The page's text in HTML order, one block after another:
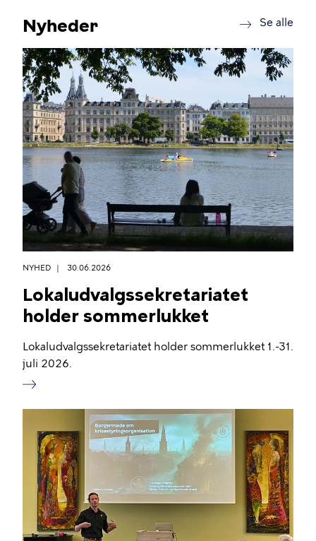
Se alle
Nyheder
NYHED 30.06.2026
Lokaludvalgssekretariatet
holder sommerlukket
Lokaludvalgssekretariatet holder sommerlukket 1.-31.
juli 2026.